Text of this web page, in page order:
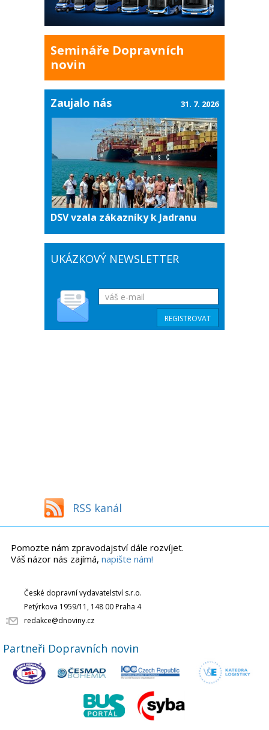
Semináře Dopravních
novin
Zaujalo nás
DSV vzala zákazníky k Jadranu
31. 7. 2026
UKÁZKOVÝ NEWSLETTER
RSS kanál
Pomozte nám zpravodajství dále rozvíjet.
Váš názor nás zajímá, napište nám!
České dopravní vydavatelství s.r.o.
Petýrkova 1959/11, 148 00 Praha 4
redakce@dnoviny.cz
Partneři Dopravních novin